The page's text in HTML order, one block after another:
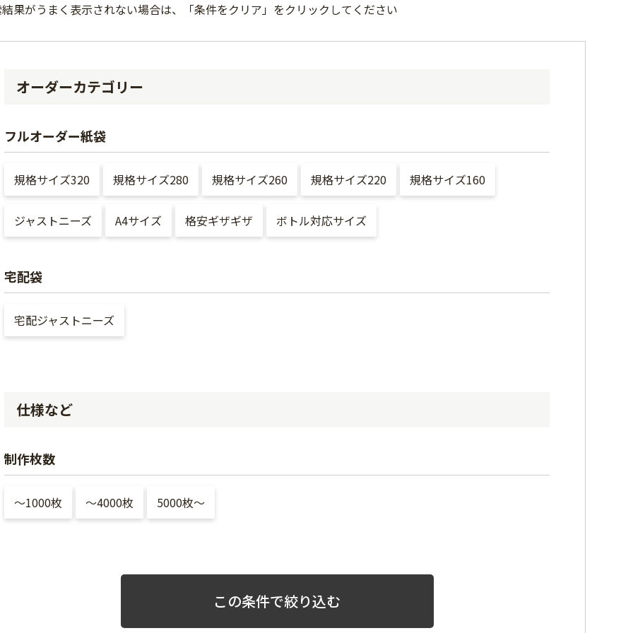
果がうまく表示されない場合は、「条件をクリア」をクリックしてください
オーダーカテゴリー
フルオーダー紙袋
規格サイズ320 規格サイズ280 規格サイズ260 規格サイズ220 規格サイズ160
ジャストニーズ A4サイズ 格安ギザギザ ボトル対応サイズ
宅配袋
宅配ジャストニーズ
仕様など
制作枚数
〜1000枚 〜4000枚 5000枚〜